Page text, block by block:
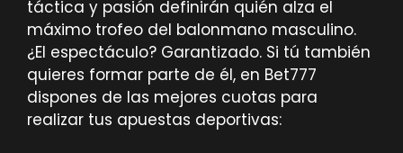
táctica y pasión definirán quién alza el
máximo trofeo del balonmano masculino.
¿El espectáculo? Garantizado. Si tú también
quieres formar parte de él, en Bet777
dispones de las mejores cuotas para
realizar tus apuestas deportivas: